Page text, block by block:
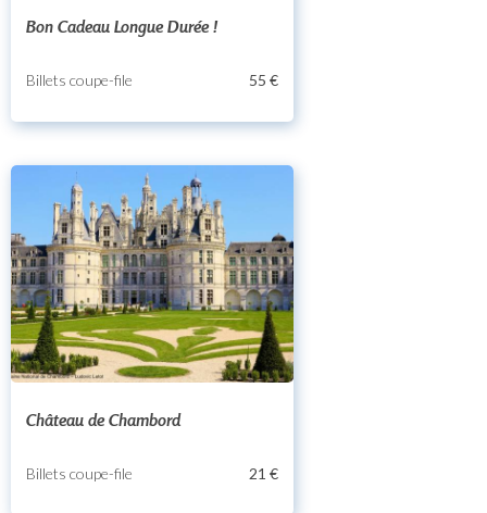
Bon Cadeau Longue Durée !
Billets coupe-file 55 €
Château de Chambord
Billets coupe-file 21 €